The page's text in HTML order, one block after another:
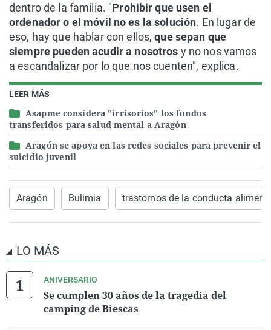
LEER MÁS
Asapme considera "irrisorios" los fondos
transferidos para salud mental a Aragón
Aragón se apoya en las redes sociales para prevenir el
suicidio juvenil
dentro de la familia. "Prohibir que usen el
ordenador o el móvil no es la solución. En lugar de
eso, hay que hablar con ellos,que sepan que
siempre pueden acudir a nosotros y no nos vamos
a escandalizar por lo que nos cuenten", explica.
Aragón Bulimia trastornos de la conducta
LO MÁS
ANIVERSARIO
Se cumplen 30 años de la tragedia del
camping de Biescas